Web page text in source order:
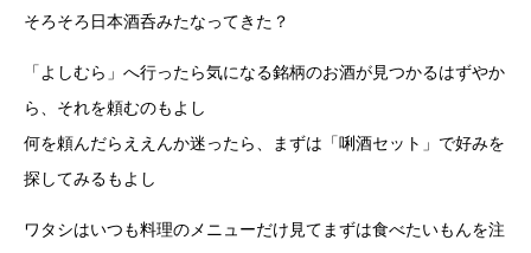
そろそろ日本酒呑みたなってきた？
「よしむら」へ行ったら気になる銘柄のお酒が見つかるはずやか
ら、それを頼むのもよし
何を頼んだらええんか迷ったら、まずは「唎酒セット」で好みを
探してみるもよし
ワタシはいつも料理のメニューだけ見てまずは食べたいもんを注